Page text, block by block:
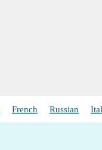
French Russian